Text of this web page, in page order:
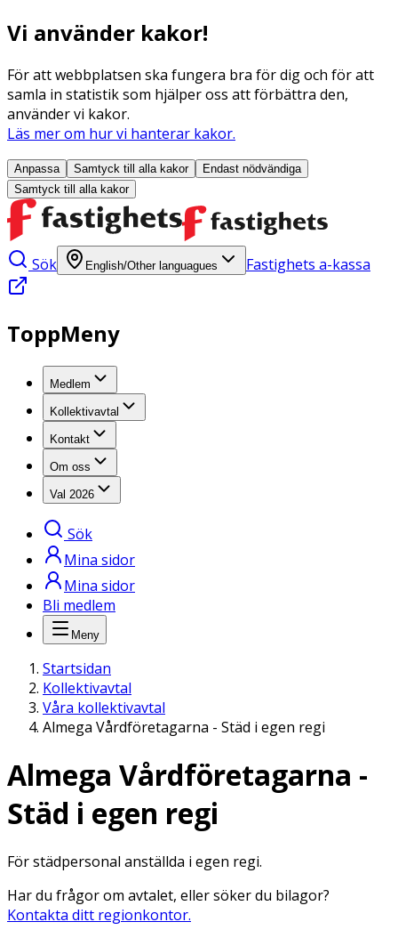
Vi använder kakor!
För att webbplatsen ska fungera bra för dig och för att
samla in statistik som hjälper oss att förbättra den,
använder vi kakor.
Läs mer om hur vi hanterar kakor.
Anpassa Samtyck till alla kakor
Endast nödvändiga
Samtyck till alla kakor
Sök English/Other languagues Fastighets a-kassa
ToppMeny
Medlem
Kollektivavtal
Kontakt
Om oss
Val 2026
Sök
Mina sidor
Mina sidor
Bli medlem
Meny
Startsidan
Kollektivavtal
Våra kollektivavtal
Almega Vårdföretagarna - Städ i egen regi
Almega Vårdföretagarna -
Städ i egen regi
För städpersonal anställda i egen regi.
Har du frågor om avtalet, eller söker du bilagor?
Kontakta ditt regionkontor.